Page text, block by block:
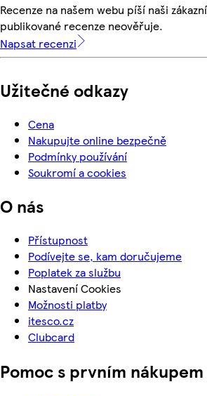
Recenze na našem webu píší naši
publikované recenze neověřuje.
Napsat recenzi
Užitečné odkazy
Cena
Nakupujte online bezpečně
Podmínky používání
Soukromí a cookies
O nás
Přístupnost
Podívejte se, kam doručujeme
Poplatek za službu
Nastavení Cookies
Možnosti platby
itesco.cz
Clubcard
Pomoc s prvním nákupem